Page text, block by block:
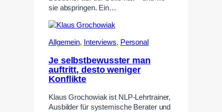
sie abspringen. Ein…
Allgemein, Interviews, Personal
Je selbstbewusster man
auftritt, desto weniger
Konflikte
Klaus Grochowiak ist NLP-Lehrtrainer,
Ausbilder für systemische Berater und